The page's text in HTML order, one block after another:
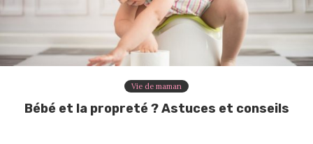
Vie de maman
Bébé et la propreté ? Astuces et conseils